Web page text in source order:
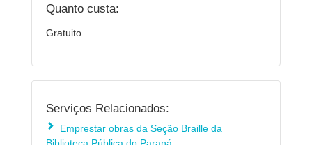
Quanto custa:
Gratuito
Serviços Relacionados:
Emprestar obras da Seção Braille da